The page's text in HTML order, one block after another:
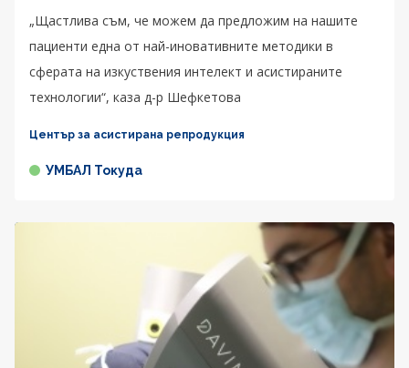
„Щастлива съм, че можем да предложим на нашите
пациенти една от най-иновативните методики в
сферата на изкуствения интелект и асистираните
технологии“, каза д-р Шефкетова
Център за асистирана репродукция
УМБАЛ Токуда